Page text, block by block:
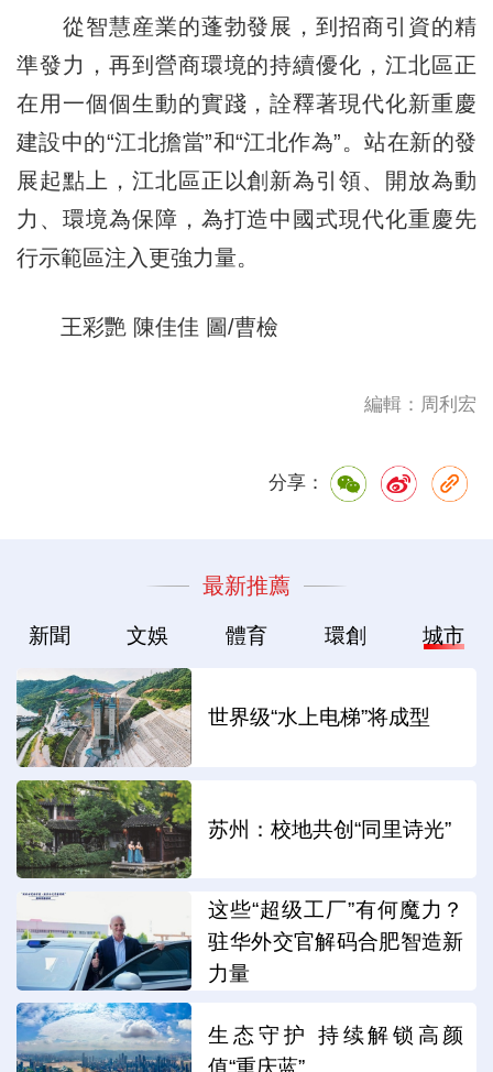
從智慧産業的蓬勃發展，到招商引資的精
準發力，再到營商環境的持續優化，江北區正
在用一個個生動的實踐，詮釋著現代化新重慶
建設中的“江北擔當”和“江北作為”。站在新的發
展起點上，江北區正以創新為引領、開放為動
力、環境為保障，為打造中國式現代化重慶先
行示範區注入更強力量。
王彩艷 陳佳佳 圖/曹檢
編輯：周利宏
分享：
最新推薦
新聞 文娛 體育 環創 城市
世界级“水上电梯”将成型
苏州：校地共创“同里诗光”
这些“超级工厂”有何魔力？
驻华外交官解码合肥智造新
力量
生态守护 持续解锁高颜